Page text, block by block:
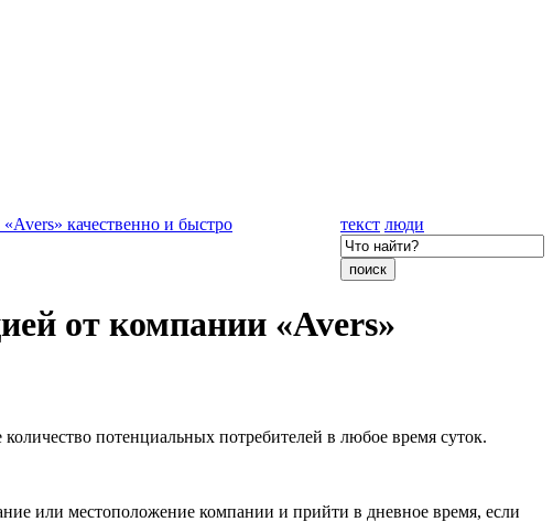
текст люди
качественно и быстро
от компании «Avers»
потенциальных потребителей в любое время суток.
или местоположение компании и прийти в дневное время, если